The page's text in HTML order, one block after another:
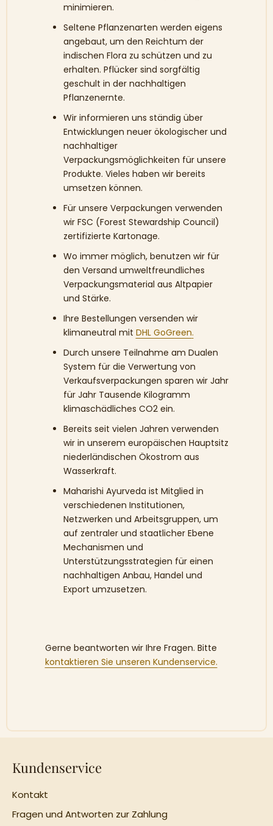
minimieren.
Seltene Pflanzenarten werden eigens
angebaut, um den Reichtum der
indischen Flora zu schützen und zu
erhalten. Pflücker sind sorgfältig
geschult in der nachhaltigen
Pflanzenernte.
Wir informieren uns ständig über
Entwicklungen neuer ökologischer und
nachhaltiger
Verpackungsmöglichkeiten für unsere
Produkte. Vieles haben wir bereits
umsetzen können.
Für unsere Verpackungen verwenden
wir FSC (Forest Stewardship Council)
zertifizierte Kartonage.
Wo immer möglich, benutzen wir für
den Versand umweltfreundliches
Verpackungsmaterial aus Altpapier
und Stärke.
Ihre Bestellungen versenden wir
klimaneutral mit DHL GoGreen.
Durch unsere Teilnahme am Dualen
System für die Verwertung von
Verkaufsverpackungen sparen wir Jahr
für Jahr Tausende Kilogramm
klimaschädliches CO2 ein.
Bereits seit vielen Jahren verwenden
wir in unserem europäischen Hauptsitz
niederländischen Ökostrom aus
Wasserkraft.
Maharishi Ayurveda ist Mitglied in
verschiedenen Institutionen,
Netzwerken und Arbeitsgruppen, um
auf zentraler und staatlicher Ebene
Mechanismen und
Unterstützungsstrategien für einen
nachhaltigen Anbau, Handel und
Export umzusetzen.
Gerne beantworten wir Ihre Fragen. Bitte
kontaktieren Sie unseren Kundenservice.
Kundenservice
Kontakt
Fragen und Antworten zur Zahlung